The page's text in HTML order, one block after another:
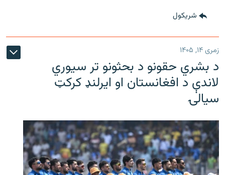
شريکول
زمری ۱۴, ۱۴۰۵
د بشري حقونو د بحثونو تر سیوري
لاندې د افغانستان او ایرلنډ کرکټ
سیالۍ